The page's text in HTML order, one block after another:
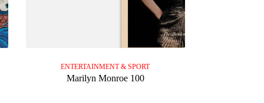
ENTERTAINMENT & SPORT
Marilyn Monroe 100